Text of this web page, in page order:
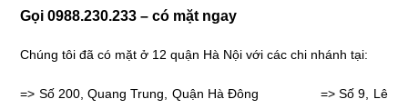
Gọi 0988.230.233 – có mặt ngay
Chúng tôi đã có mặt ở 12 quận Hà Nội với các chi nhánh tại:
=> Số 200, Quang Trung, Quận Hà Đông => Số 9, Lê